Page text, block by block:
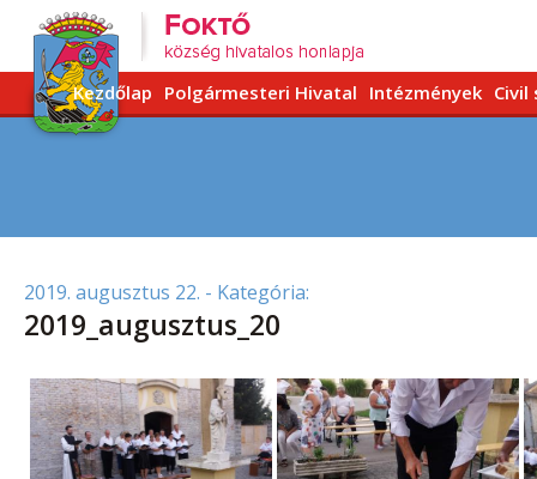
Kezdőlap Polgármesteri Hivatal Intézmények Civil
2019. augusztus 22. - Kategória:
2019_augusztus_20